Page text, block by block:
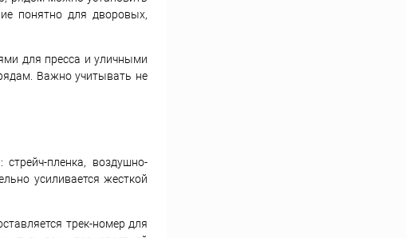
понятно для дворовых,
для пресса и уличными
Важно учитывать не
пленка, воздушно-
усиливается жесткой
трек-номер для